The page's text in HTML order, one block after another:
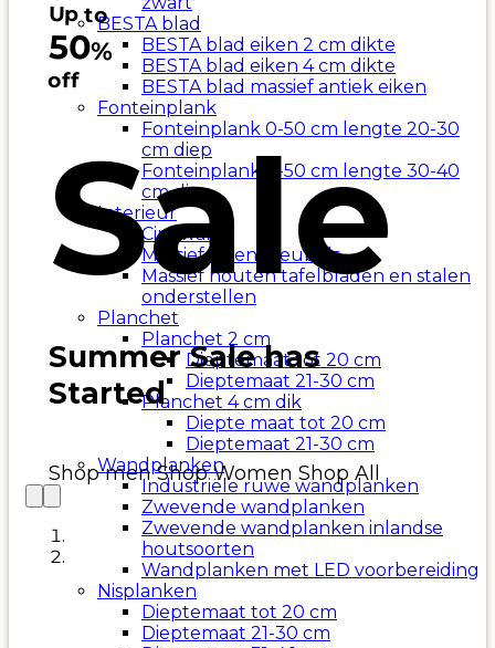
BESTA blad
BESTA blad eiken 2 cm dikte
BESTA blad eiken 4 cm dikte
BESTA blad massief antiek eiken
Fonteinplank
Fonteinplank 0-50 cm lengte 20-30
cm diep
Fonteinplank 0-50 cm lengte 30-40
cm diep
Interieur
Cinewall
Massief eiken meubels
Massief houten tafelbladen en stalen
onderstellen
Planchet
Planchet 2 cm
Dieptemaat tot 20 cm
Dieptemaat 21-30 cm
Planchet 4 cm dik
Diepte maat tot 20 cm
Dieptemaat 21-30 cm
Wandplanken
Industriële ruwe wandplanken
Zwevende wandplanken
Zwevende wandplanken inlandse
houtsoorten
Wandplanken met LED voorbereiding
Nisplanken
Dieptemaat tot 20 cm
Dieptemaat 21-30 cm
Up to
50%
off
Sale
Summer Sale has
Started
Shop men Shop Women Shop All